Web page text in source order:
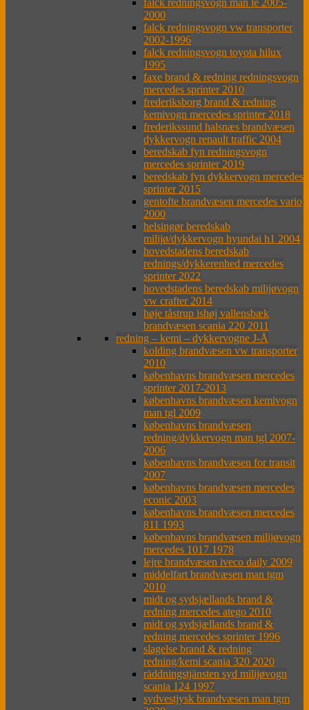
falck redningsvogn man le 2005-
2000
falck redningsvogn vw transporter
2002-1996
falck redningsvogn toyota hilux
1995
faxe brand & redning redningsvogn
mercedes sprinter 2010
frederiksborg brand & redning
kemivogn mercedes sprinter 2018
frederikssund halsnæs brandvæsen
dykkervogn renault traffic 2004
beredskab fyn redningsvogn
mercedes sprinter 2019
beredskab fyn dykkervogn mercedes
sprinter 2015
gentofte brandvæsen mercedes vario
2000
helsingør beredskab
milijø/dykkervogn hyundai h1 2004
hovedstadens beredskab
rednings/dykkerenhed mercedes
sprinter 2022
hovedstadens beredskab milijøvogn
vw crafter 2014
høje tåstrup ishøj vallensbæk
brandvæsen scania 220 2011
redning – kemi – dykkervogne J-Å
kolding brandvæsen vw transporter
2010
københavns brandvæsen mercedes
sprinter 2017-2013
københavns brandvæsen kemivogn
man tgl 2009
københavns brandvæsen
redning/dykkervogn man tgl 2007-
2006
københavns brandvæsen for transit
2007
københavns brandvæsen mercedes
econic 2003
københavns brandvæsen mercedes
811 1993
københavns brandvæsen milijøvogn
mercedes 1017 1978
lejre brandvæsen iveco daily 2009
middelfart brandvæsen man tgm
2010
midt og sydsjællands brand &
redning mercedes atego 2010
midt og sydsjællands brand &
redning mercedes sprinter 1996
slagelse brand & redning
redning/kemi scania 320 2020
räddningstjänsten syd milijøvogn
scania 124 1997
sydvestjysk brandvæsen man tgm